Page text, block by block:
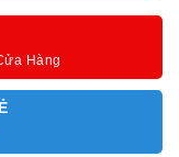
Hàng